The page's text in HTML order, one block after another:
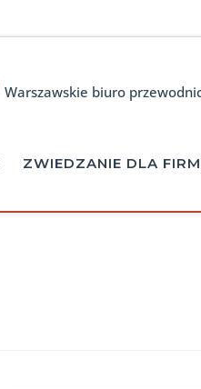
Warszawskie biuro
ZWIEDZANIE DLA FIRM